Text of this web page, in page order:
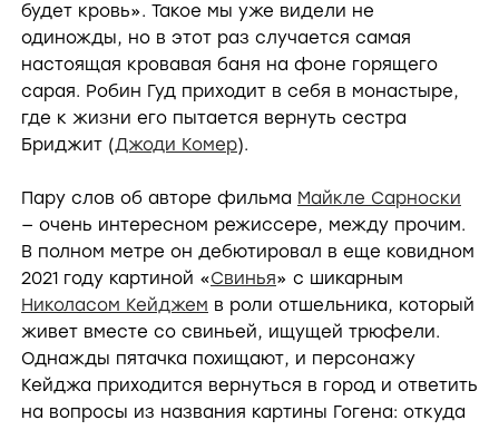
будет кровь». Такое мы уже видели не
одиножды, но в этот раз случается самая
настоящая кровавая баня на фоне горящего
сарая. Робин Гуд приходит в себя в монастыре,
где к жизни его пытается вернуть сестра
Бриджит (Джоди Комер).
Пару слов об авторе фильма Майкле Сарноски
— очень интересном режиссере, между прочим.
В полном метре он дебютировал в еще ковидном
2021 году картиной «Свинья» с шикарным
Николасом Кейджем в роли отшельника, который
живет вместе со свиньей, ищущей трюфели.
Однажды пятачка похищают, и персонажу
Кейджа приходится вернуться в город и ответить
на вопросы из названия картины Гогена: откуда